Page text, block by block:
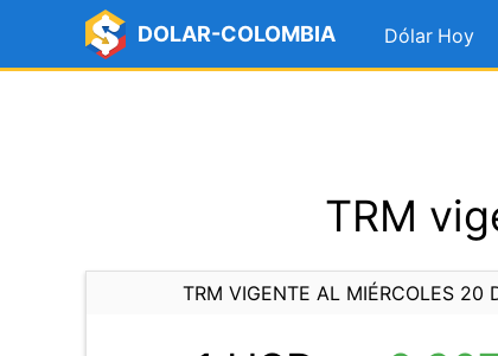
DOLAR-COLOMBIA Dólar Hoy
TRM
TRM VIGENTE AL MIÉRCOLES 20